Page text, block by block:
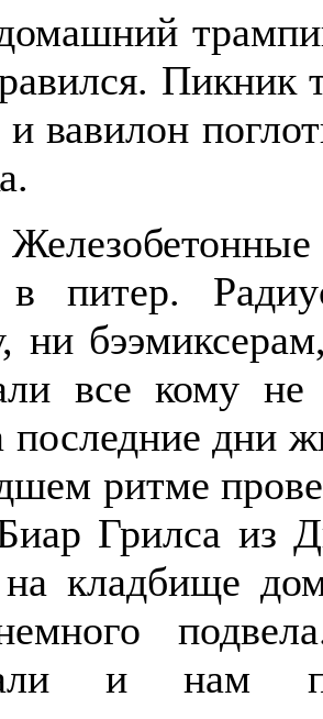
Пикник
вавилон
в питер.
ни
все кому
последние дни
ритме
Грилса из
на кладбище
и нам